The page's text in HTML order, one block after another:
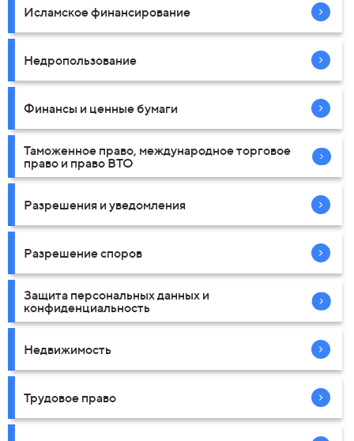
Исламское финансирование
Недропользование
Финансы и ценные бумаги
Таможенное право, международное торговое
право и право ВТО
Разрешения и уведомления
Разрешение споров
Защита персональных данных и
конфиденциальность
Недвижимость
Трудовое право